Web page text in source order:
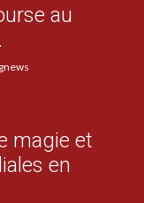
au
magie et
en